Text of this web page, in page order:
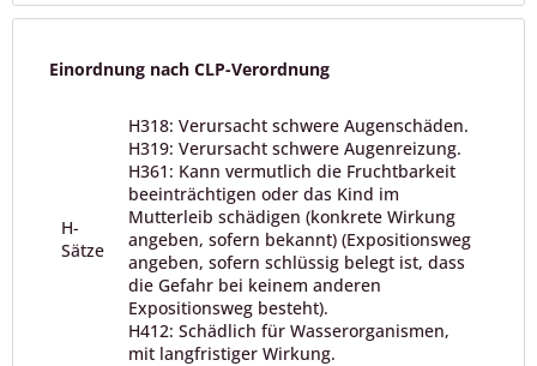
Einordnung nach CLP-Verordnung
H-
Sätze
H318: Verursacht schwere Augenschäden.
H319: Verursacht schwere Augenreizung.
H361: Kann vermutlich die Fruchtbarkeit
beeinträchtigen oder das Kind im
Mutterleib schädigen (konkrete Wirkung
angeben, sofern bekannt) (Expositionsweg
angeben, sofern schlüssig belegt ist, dass
die Gefahr bei keinem anderen
Expositionsweg besteht).
H412: Schädlich für Wasserorganismen,
mit langfristiger Wirkung.